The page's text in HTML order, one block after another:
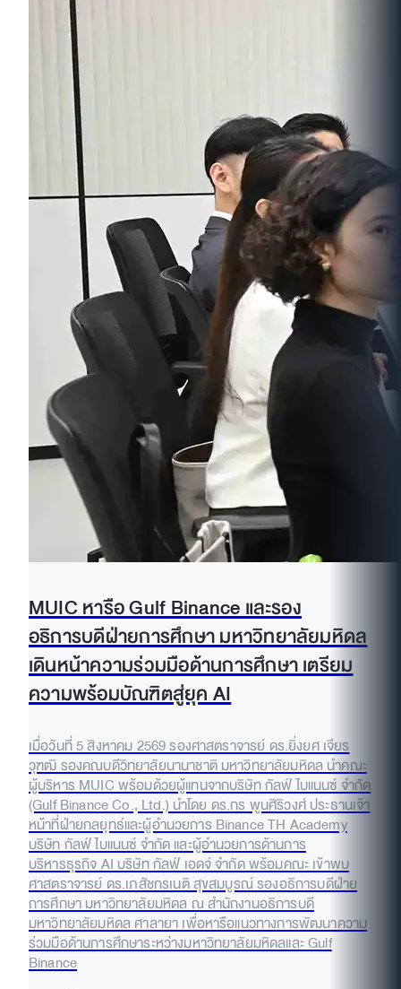
MUIC หารือ Gulf Binance และรอง
อธิการบดีฝ่ายการศึกษา มหาวิทยาลัยมหิดล
เดินหน้าความร่วมมือด้านการศึกษา เตรียม
ความพร้อมบัณฑิตสู่ยุค AI
เมื่อวันที่ 5 สิงหาคม 2569 รองศาสตราจารย์ ดร.ยิ่งยศ เจียร
วุฑฒิ รองคณบดีวิทยาลัยนานาชาติ มหาวิทยาลัยมหิดล นำคณะ
ผู้บริหาร MUIC พร้อมด้วยผู้แทนจากบริษัท กัลฟ์ ไบแนนซ์ จำกัด
(Gulf Binance Co., Ltd.) นำโดย ดร.กร พูนศิริวงศ์ ประธานเจ้า
หน้าที่ฝ่ายกลยุทธ์และผู้อำนวยการ Binance TH Academy
บริษัท กัลฟ์ ไบแนนซ์ จำกัด และผู้อำนวยการด้านการ
บริหารธุรกิจ AI บริษัท กัลฟ์ เอดจ์ จำกัด พร้อมคณะ เข้าพบ
ศาสตราจารย์ ดร.เภสัชกรเนติ สุขสมบูรณ์ รองอธิการบดีฝ่าย
การศึกษา มหาวิทยาลัยมหิดล ณ สำนักงานอธิการบดี
มหาวิทยาลัยมหิดล ศาลายา เพื่อหารือแนวทางการพัฒนาความ
ร่วมมือด้านการศึกษาระหว่างมหาวิทยาลัยมหิดลและ Gulf
Binance